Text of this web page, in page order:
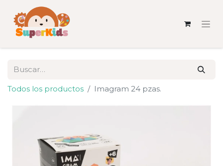
Todos los productos Imagram 24 pzas.